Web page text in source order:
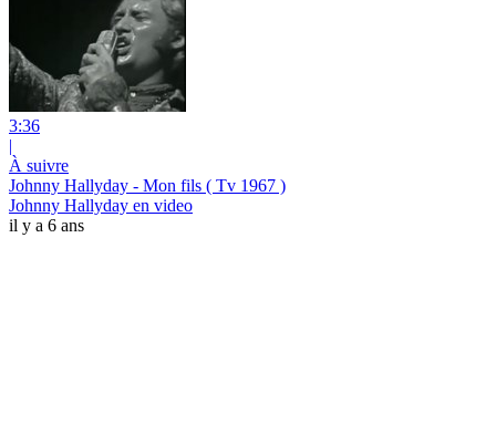
3:36
|
À suivre
Johnny Hallyday - Mon fils ( Tv 1967 )
Johnny Hallyday en video
il y a 6 ans